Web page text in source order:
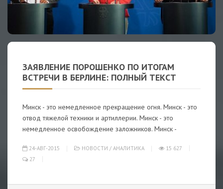
ЗАЯВЛЕНИЕ ПОРОШЕНКО ПО ИТОГАМ
ВСТРЕЧИ В БЕРЛИНЕ: ПОЛНЫЙ ТЕКСТ
Минск - это немедленное прекращение огня. Минск - это
отвод тяжелой техники и артиллерии. Минск - это
немедленное освобождение заложников. Минск -
24-АВГ-2015 НОВОСТИ / АНАЛИТИКА
15 627
27